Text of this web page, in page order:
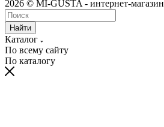
2026 © MI-GUSTA - интернет-магазин
Найти
Каталог
По всему сайту
По каталогу